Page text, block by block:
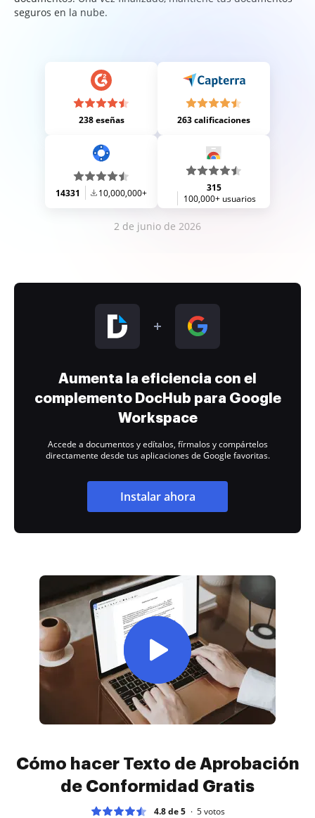
seguros en la nube.
238 eseñas 263 calificaciones
14331 10,000,000+
315
100,000+ usuarios
2 de junio de 2026
Aumenta la eficiencia con el
complemento DocHub para Google
Workspace
Accede a documentos y edítalos, fírmalos y compártelos
directamente desde tus aplicaciones de Google favoritas.
Instalar ahora
Cómo hacer Texto de Aprobación
de Conformidad Gratis
4.8 de 5 5votos